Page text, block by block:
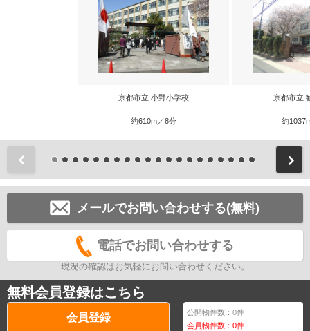
京都市立 小野小学校
約610m／8分
京都市立
約
メールでお問い合わせする(無料)
電話でお問い合わせする
現況の確認はお気軽にお問い合わせください。
無料会員登録はこちら
会員登録 公開物件数：0件
会員物件数：0件